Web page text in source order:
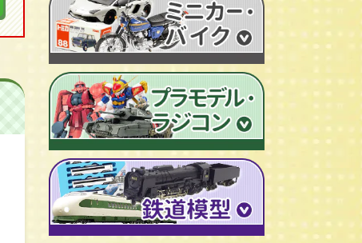
ポピー/POPY
旧タカラ/TAKARA
旧バンダイ/BANDAI
タカトクトイス/T.T
中嶋製作所
ヨネザワ/米澤玩具
RAH
CCP キン肉マン
超像可動
聖闘士聖衣神話
Figuarts/フィギュアーツ
ワールドコレクタブル
プレイモービル
スーパー戦隊
超合金魂
ROBOT魂
RAH
マスターピース
M1号
S.H.モンスターアーツ
ULTRA-ACT
SDX
グレムリン
バイオハザード
ディズニー
リビングデッドドールズ/LDD
ホットトイズ/HOT TOYS
サイドショウ/SIDE SHOW
パリセイズ/PALISADES
メズコ/MEZCO
プレイアーツ/PLAY ARTS
フェイト/Fate
武装神姫
魔法少女リリカルなのは
艦隊これくしょん -艦これ-
けいおん！
すーぱーそに子
一騎当千
東方Project
涼宮ハルヒの憂鬱
化物語・偽物語
百花繚乱
ブライス/Blythe
スーパードルフィー/ドルフィードリーム
アゾンドール/AZONE
モモコ/momoko
ハイブリッドアクティブ/HAF
えっくす☆きゅーと
ピュアニーモ
リカちゃん
バービー
トミカ/TOMICA
エブロ/EBBRO
ミニチャンプス
hpiレーシング
ノレブ/NOREV
ガンダム/GUNDAM